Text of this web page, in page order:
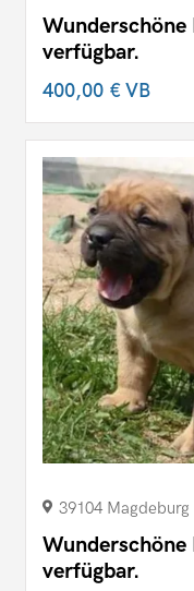
verfügbar.
400,00 €VB
39104 Magdeburg
verfügbar.